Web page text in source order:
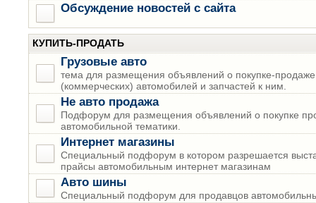
Обсуждение новостей с сайта
КУПИТЬ-ПРОДАТЬ
Грузовые авто
тема для размещения объявлений о покупке-продаже
(коммерческих) автомобилей и запчастей к ним.
Не авто продажа
Подфорум для размещения объявлений о покупке
автомобильной тематики.
Интернет магазины
Специальный подфорум в котором разрешается
прайсы автомобильным интернет магазинам
Авто шины
Специальный подфорум для продавцов